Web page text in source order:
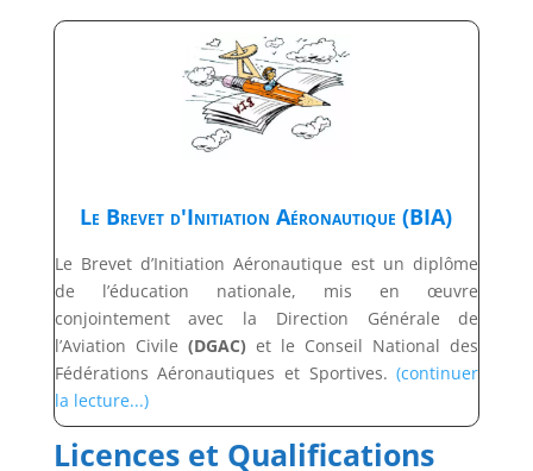
Le Brevet d'Initiation Aéronautique (BIA)
Le Brevet d’Initiation Aéronautique est un diplôme
de l’éducation nationale, mis en œuvre
conjointement avec la Direction Générale de
l’Aviation Civile (DGAC) et le Conseil National des
Fédérations Aéronautiques et Sportives.(continuer
la lecture...)
Licences et Qualifications